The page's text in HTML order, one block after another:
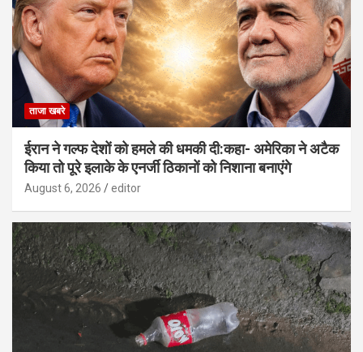
ताजा खबरे
ईरान ने गल्फ देशों को हमले की धमकी दी:कहा- अमेरिका ने अटैक
किया तो पूरे इलाके के एनर्जी ठिकानों को निशाना बनाएंगे
August 6, 2026 editor